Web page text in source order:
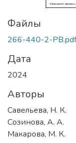
Файлы
266-440-2-PB.pdf
Дата
2024
Авторы
Савельева, Н. К.
Созинова, А. А.
Макарова, М. К.